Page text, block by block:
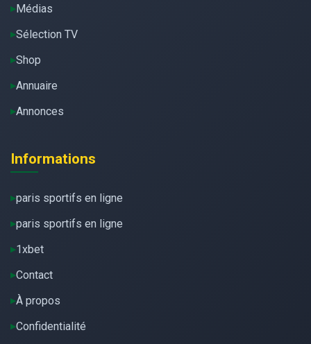
Médias
Sélection TV
Shop
Annuaire
Annonces
Informations
paris sportifs en ligne
paris sportifs en ligne
1xbet
Contact
À propos
Confidentialité